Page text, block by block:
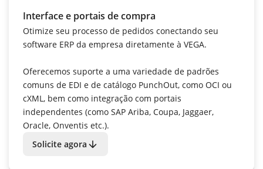
Interface e portais de compra
Otimize seu processo de pedidos conectando seu
software ERP da empresa diretamente à VEGA.
Oferecemos suporte a uma variedade de padrões
comuns de EDI e de catálogo PunchOut, como OCI ou
cXML, bem como integração com portais
independentes (como SAP Ariba, Coupa, Jaggaer,
Oracle, Onventis etc.).
Solicite agora arrow_downward